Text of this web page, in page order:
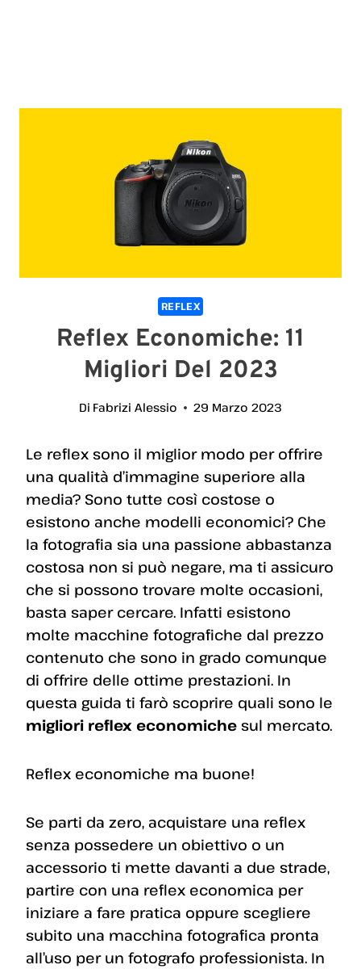
REFLEX
Reflex Economiche: 11
Migliori Del 2023
Di Fabrizi Alessio 29 Marzo 2023
Le reflex sono il miglior modo per offrire
una qualità d’immagine superiore alla
media? Sono tutte così costose o
esistono anche modelli economici? Che
la fotografia sia una passione abbastanza
costosa non si può negare, ma ti assicuro
che si possono trovare molte occasioni,
basta saper cercare. Infatti esistono
molte macchine fotografiche dal prezzo
contenuto che sono in grado comunque
di offrire delle ottime prestazioni. In
questa guida ti farò scoprire quali sono le
migliori reflex economiche sul mercato.
Reflex economiche ma buone!
Se parti da zero, acquistare una reflex
senza possedere un obiettivo o un
accessorio ti mette davanti a due strade,
partire con una reflex economica per
iniziare a fare pratica oppure scegliere
subito una macchina fotografica pronta
all’uso per un fotografo professionista. In